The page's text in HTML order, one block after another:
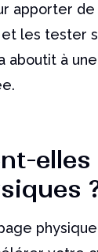
apporter de
les tester
aboutit à une
elles